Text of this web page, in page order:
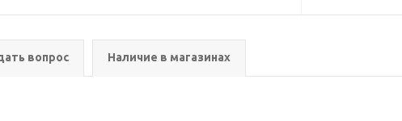
вопрос Наличие в магазинах